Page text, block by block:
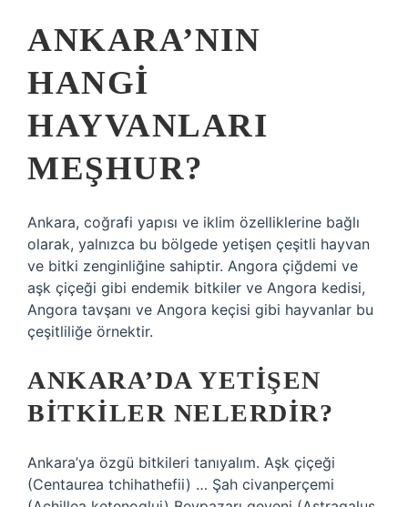
ANKARA’NIN
HANGI
HAYVANLARI
MEŞHUR?
Ankara, coğrafi yapısı ve iklim özelliklerine bağlı
olarak, yalnızca bu bölgede yetişen çeşitli hayvan
ve bitki zenginliğine sahiptir. Angora çiğdemi ve
aşk çiçeği gibi endemik bitkiler ve Angora kedisi,
Angora tavşanı ve Angora keçisi gibi hayvanlar bu
çeşitliliğe örnektir.
ANKARA’DA YETIŞEN
BITKILER NELERDIR?
Ankara’ya özgü bitkileri tanıyalım. Aşk çiçeği
(Centaurea tchihathefii) … Şah civanperçemi